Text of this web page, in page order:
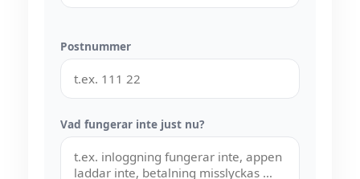
Postnummer
Vad fungerar inte just nu?